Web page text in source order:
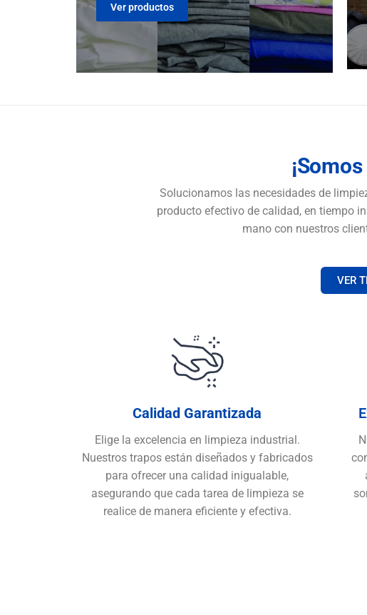
Ver productos
Solucionamos las necesidades de
producto efectivo de calidad, en tiempo
mano con nuestros
VER
Calidad Garantizada
Elige la excelencia en limpieza industrial.
Nuestros trapos están diseñados y fabricados
para ofrecer una calidad inigualable,
asegurando que cada tarea de limpieza se
realice de manera eficiente y efectiva.